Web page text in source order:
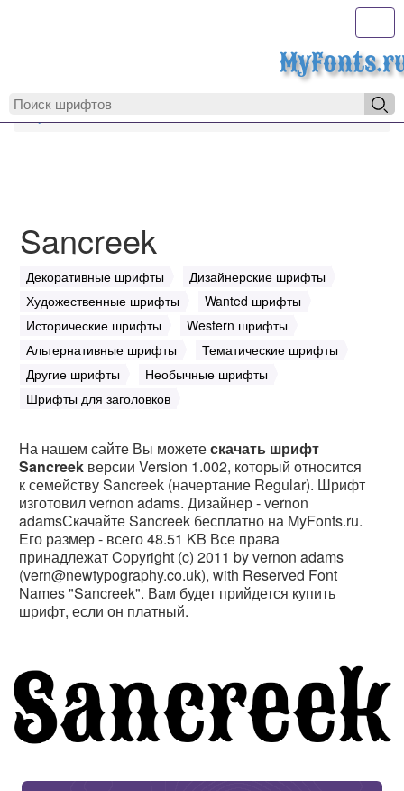
MyFonts.ru
Sancreek
Декоративные шрифты
Дизайнерские шрифты
Художественные шрифты
Wanted шрифты
Исторические шрифты
Western шрифты
Альтернативные шрифты
Тематические шрифты
Другие шрифты
Необычные шрифты
Шрифты для заголовков
На нашем сайте Вы можетескачать шрифт
Sancreek версии Version 1.002, который относится
к семейству Sancreek (начертание Regular). Шрифт
изготовил vernon adams. Дизайнер - vernon
adamsСкачайте Sancreek бесплатно на MyFonts.ru.
Его размер - всего 48.51 KB Все права
принадлежат Copyright (c) 2011 by vernon adams
(vern@newtypography.co.uk), with Reserved Font
Names "Sancreek". Вам будет прийдется купить
шрифт, если он платный.